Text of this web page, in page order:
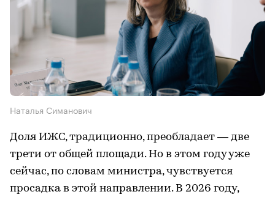
Наталья Симанович
Доля ИЖС, традиционно, преобладает — две
трети от общей площади. Но в этом году уже
сейчас, по словам министра, чувствуется
просадка в этой направлении. В 2026 году,